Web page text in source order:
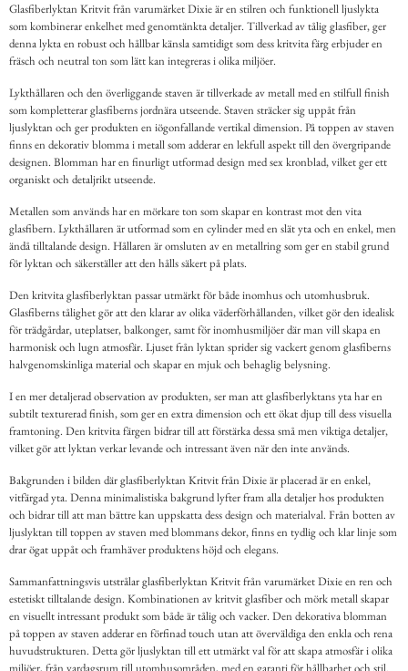
Glasfiberlyktan Kritvit från varumärket Dixie är en stilren och funktionell ljuslykta
som kombinerar enkelhet med genomtänkta detaljer. Tillverkad av tålig glasfiber, ger
denna lykta en robust och hållbar känsla samtidigt som dess kritvita färg erbjuder en
fräsch och neutral ton som lätt kan integreras i olika miljöer.
Lykthållaren och den överliggande staven är tillverkade av metall med en stilfull finish
som kompletterar glasfiberns jordnära utseende. Staven sträcker sig uppåt från
ljuslyktan och ger produkten en iögonfallande vertikal dimension. På toppen av staven
finns en dekorativ blomma i metall som adderar en lekfull aspekt till den övergripande
designen. Blomman har en finurligt utformad design med sex kronblad, vilket ger ett
organiskt och detaljrikt utseende.
Metallen som används har en mörkare ton som skapar en kontrast mot den vita
glasfibern. Lykthållaren är utformad som en cylinder med en slät yta och en enkel, men
ändå tilltalande design. Hållaren är omsluten av en metallring som ger en stabil grund
för lyktan och säkerställer att den hålls säkert på plats.
Den kritvita glasfiberlyktan passar utmärkt för både inomhus och utomhusbruk.
Glasfiberns tålighet gör att den klarar av olika väderförhållanden, vilket gör den idealisk
för trädgårdar, uteplatser, balkonger, samt för inomhusmiljöer där man vill skapa en
harmonisk och lugn atmosfär. Ljuset från lyktan sprider sig vackert genom glasfiberns
halvgenomskinliga material och skapar en mjuk och behaglig belysning.
I en mer detaljerad observation av produkten, ser man att glasfiberlyktans yta har en
subtilt texturerad finish, som ger en extra dimension och ett ökat djup till dess visuella
framtoning. Den kritvita färgen bidrar till att förstärka dessa små men viktiga detaljer,
vilket gör att lyktan verkar levande och intressant även när den inte används.
Bakgrunden i bilden där glasfiberlyktan Kritvit från Dixie är placerad är en enkel,
vitfärgad yta. Denna minimalistiska bakgrund lyfter fram alla detaljer hos produkten
och bidrar till att man bättre kan uppskatta dess design och materialval. Från botten av
ljuslyktan till toppen av staven med blommans dekor, finns en tydlig och klar linje som
drar ögat uppåt och framhäver produktens höjd och elegans.
Sammanfattningsvis utstrålar glasfiberlyktan Kritvit från varumärket Dixie en ren och
estetiskt tilltalande design. Kombinationen av kritvit glasfiber och mörk metall skapar
en visuellt intressant produkt som både är tålig och vacker. Den dekorativa blomman
på toppen av staven adderar en förfinad touch utan att överväldiga den enkla och rena
huvudstrukturen. Detta gör ljuslyktan till ett utmärkt val för att skapa atmosfär i olika